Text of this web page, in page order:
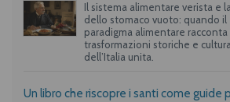
Il sistema alimentare verista e
dello stomaco vuoto: quando il
paradigma alimentare racconta
trasformazioni storiche e
dell’Italia unita.
Un libro che riscopre i santi come guide